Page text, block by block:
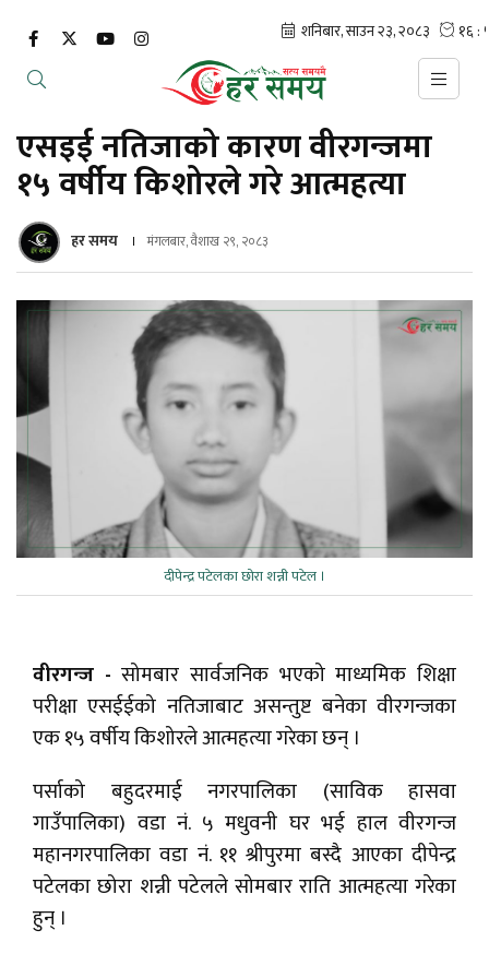
एसइई नतिजाको कारण वीरगन्जमा
१५ वर्षीय किशोरले गरे आत्महत्या
हर समय मंगलबार, वैशाख २९, २०८३
दीपेन्द्र पटेलका छोरा शन्नी पटेल ।
वीरगन्ज - सोमबार सार्वजनिक भएको माध्यमिक शिक्षा
परीक्षा एसईईको नतिजाबाट असन्तुष्ट बनेका वीरगन्जका
एक १५ वर्षीय किशोरले आत्महत्या गरेका छन् ।
पर्साको बहुदरमाई नगरपालिका (साविक हासवा
गाउँपालिका) वडा नं. ५ मधुवनी घर भई हाल वीरगन्ज
महानगरपालिका वडा नं. ११ श्रीपुरमा बस्दै आएका दीपेन्द्र
पटेलका छोरा शन्नी पटेलले सोमबार राति आत्महत्या गरेका
हुन् ।